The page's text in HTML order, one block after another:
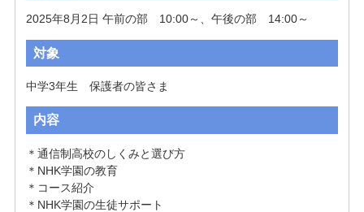
2025年8月2日 午前の部　10:00～、午後の部　14:00～
対象
中学3年生　保護者の皆さま
内容
＊通信制高校のしくみと選び方
＊NHK学園の教育
＊コース紹介
＊NHK学園の生徒サポート